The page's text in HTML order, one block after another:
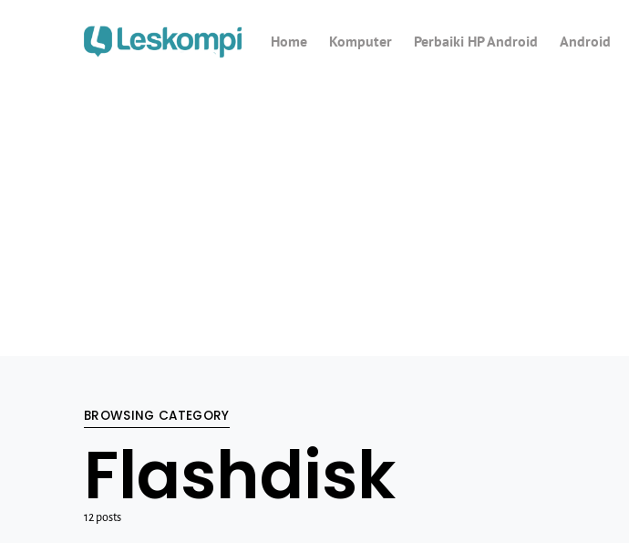
Home Komputer Perbaiki HP Android Android
BROWSING CATEGORY
Flashdisk
12 posts